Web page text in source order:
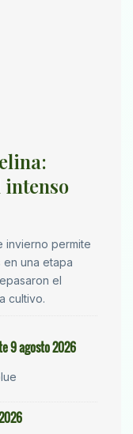
intenso
invierno permite
una etapa
el
cultivo.
9 agosto 2026